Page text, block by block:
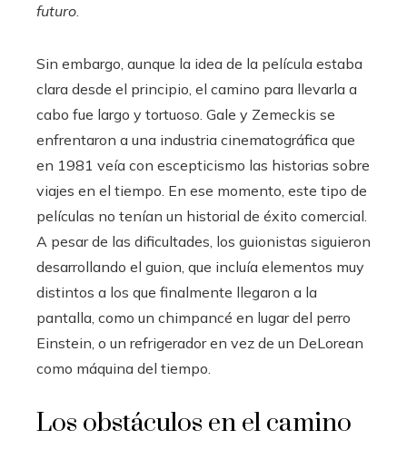
futuro.
Sin embargo, aunque la idea de la película estaba
clara desde el principio, el camino para llevarla a
cabo fue largo y tortuoso. Gale y Zemeckis se
enfrentaron a una industria cinematográfica que
en 1981 veía con escepticismo las historias sobre
viajes en el tiempo. En ese momento, este tipo de
películas no tenían un historial de éxito comercial.
A pesar de las dificultades, los guionistas siguieron
desarrollando el guion, que incluía elementos muy
distintos a los que finalmente llegaron a la
pantalla, como un chimpancé en lugar del perro
Einstein, o un refrigerador en vez de un DeLorean
como máquina del tiempo.
Los obstáculos en el camino